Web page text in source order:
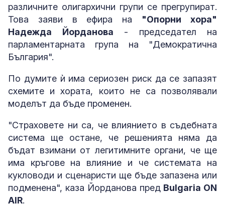
различните олигархични групи се прегрупират.
Това заяви в ефира на "Опорни хора"
Надежда Йорданова - председател на
парламентарната група на "Демократична
България".
По думите ѝ има сериозен риск да се запазят
схемите и хората, които не са позволявали
моделът да бъде променен.
"Страховете ни са, че влиянието в съдебната
система ще остане, че решенията няма да
бъдат взимани от легитимните органи, че ще
има кръгове на влияние и че системата на
кукловоди и сценаристи ще бъде запазена или
подменена", каза Йорданова пред Bulgaria ON
AIR.